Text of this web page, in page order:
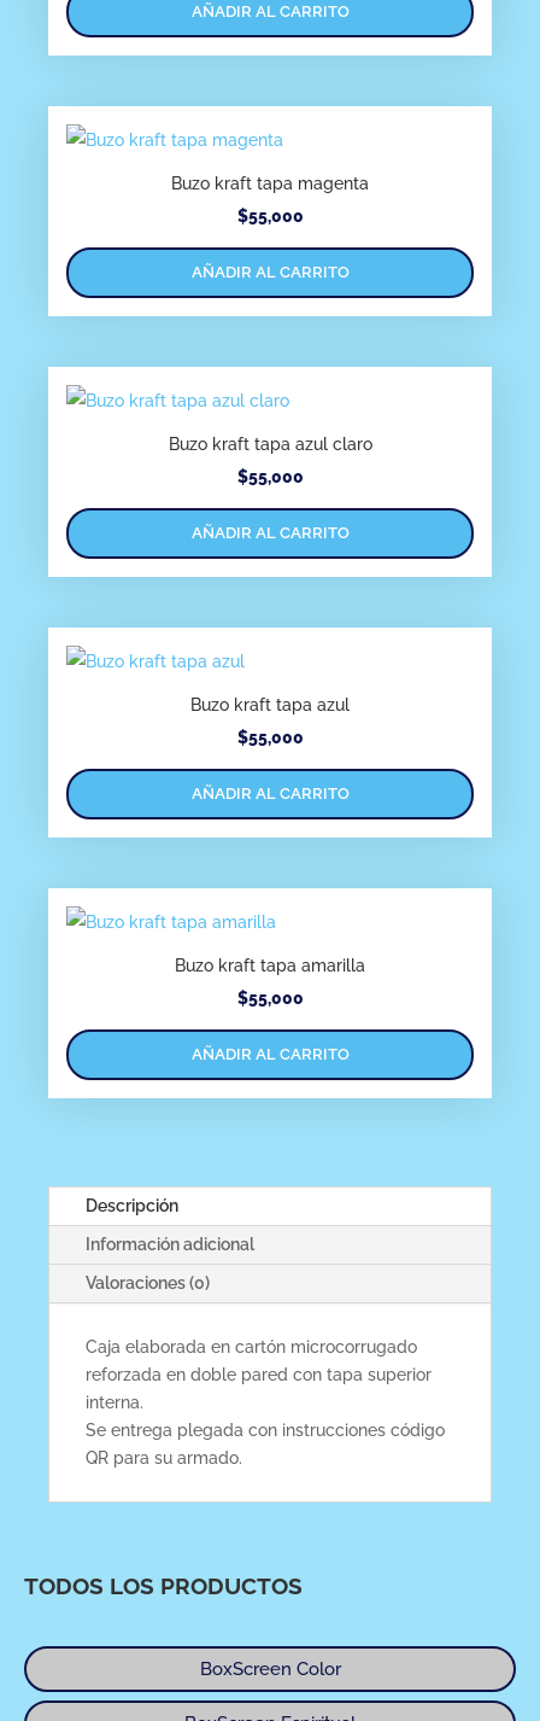
AÑADIR AL CARRITO
Buzo kraft tapa magenta
$55,000
AÑADIR AL CARRITO
Buzo kraft tapa azul claro
$55,000
AÑADIR AL CARRITO
Buzo kraft tapa azul
$55,000
AÑADIR AL CARRITO
Buzo kraft tapa amarilla
$55,000
AÑADIR AL CARRITO
Descripción
Información adicional
Valoraciones (0)
Caja elaborada en cartón microcorrugado
reforzada en doble pared con tapa superior
interna.
Se entrega plegada con instrucciones código
QR para su armado.
TODOS LOS PRODUCTOS
BoxScreen Color